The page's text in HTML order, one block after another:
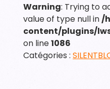
Warning: Trying to
value of type null in/
content/plugins/
on line1086
Catégories :